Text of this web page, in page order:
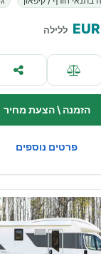
ללילה
הזמנה \ הצעת מחיר
פרטים נוספים